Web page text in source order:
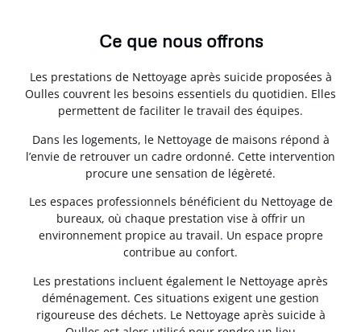
Ce que nous offrons
Les prestations de Nettoyage après suicide proposées à
Oulles couvrent les besoins essentiels du quotidien. Elles
permettent de faciliter le travail des équipes.
Dans les logements, le Nettoyage de maisons répond à
l’envie de retrouver un cadre ordonné. Cette intervention
procure une sensation de légèreté.
Les espaces professionnels bénéficient du Nettoyage de
bureaux, où chaque prestation vise à offrir un
environnement propice au travail. Un espace propre
contribue au confort.
Les prestations incluent également le Nettoyage après
déménagement. Ces situations exigent une gestion
rigoureuse des déchets. Le Nettoyage après suicide à